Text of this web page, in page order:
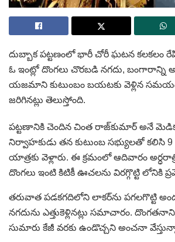
దుబ్బాక పట్టణంలో భారీ చోరీ ఘటన కలకలం
ఓ ఇంట్లో దొంగలు చొరబడి నగదు, బంగారాన్ని
యజమాని కుటుంబం బయటకు వెళ్లిన
జరిగినట్లు తెలుస్తోంది.
పట్టణానికి చెందిన చింత రాజ్‌కుమార్ అనే
నిర్వాహకుడు తన కుటుంబ సభ్యులతో కలిసి 9
యాత్రకు వెళ్లారు. ఈ క్రమంలో ఆదివారం
దొంగలు ఇంటి కిటికీ ఊచలను విరగ్గొట్టి లోనికి
తరువాత పడకగదిలోని లాకర్‌ను పగలగొట్టి
నగదును ఎత్తుకెళ్లినట్లు సమాచారం.
సుమారు కేజీ వరకు ఉండొచ్చని అంచనా